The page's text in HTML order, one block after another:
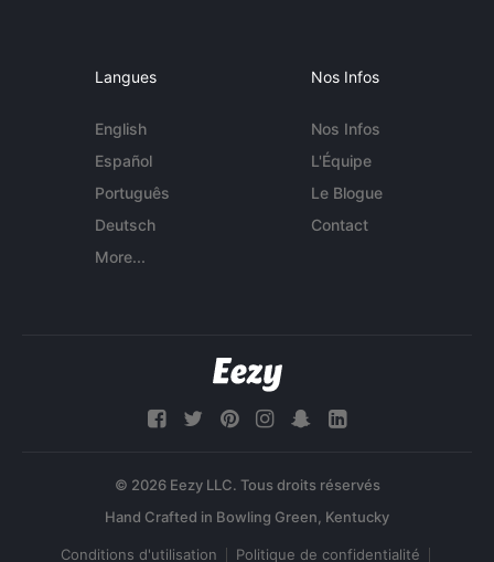
Langues
English
Español
Português
Deutsch
More...
Nos Infos
Nos Infos
L'Équipe
Le Blogue
Contact
© 2026 Eezy LLC. Tous droits réservés
Conditions d'utilisation Politique de confidentialité